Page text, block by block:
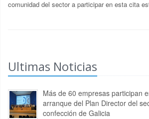
comunidad del sector a participar en esta cita
Ultimas Noticias
Más de 60 empresas participan
arranque del Plan Director del
confección de Galicia